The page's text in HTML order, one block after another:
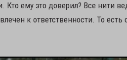
ему это доверил? Все нити
к ответственности. То есть